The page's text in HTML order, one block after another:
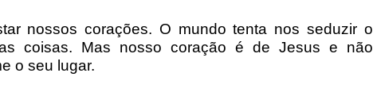
nossos corações. O mundo tenta nos seduzir o
coisas. Mas nosso coração é de Jesus e não
o seu lugar.